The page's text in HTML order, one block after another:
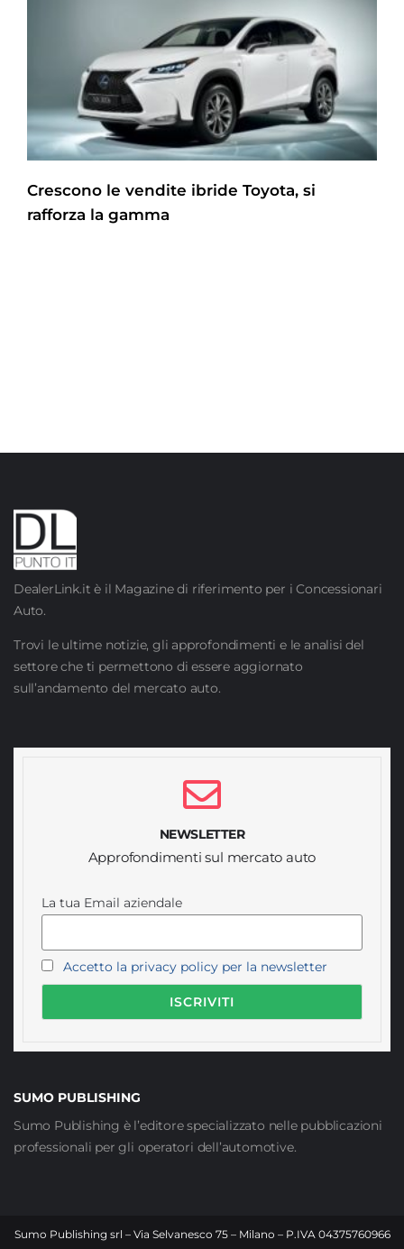
Crescono le vendite ibride Toyota, si
rafforza la gamma
DealerLink.it è il Magazine di riferimento per i Concessionari
Auto.
Trovi le ultime notizie, gli approfondimenti e le analisi del
settore che ti permettono di essere aggiornato
sull’andamento del mercato auto.
NEWSLETTER
Approfondimenti sul mercato auto
La tua Email aziendale
Accetto la privacy policy per la newsletter
SUMO PUBLISHING
Sumo Publishing è l’editore specializzato nelle pubblicazioni
professionali per gli operatori dell’automotive.
Sumo Publishing srl – Via Selvanesco 75 – Milano – P.IVA 04375760966